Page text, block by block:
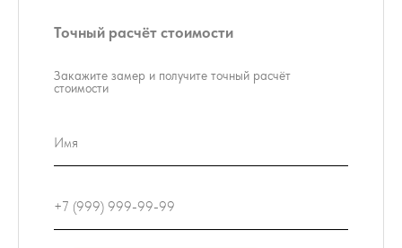
Точный расчёт стоимости
Закажите замер и получите точный расчёт
стоимости